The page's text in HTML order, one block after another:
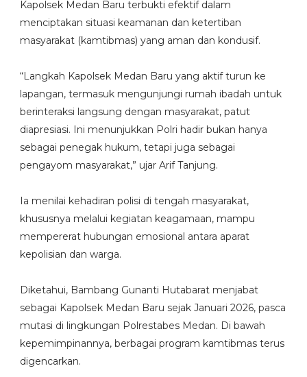
Kapolsek Medan Baru terbukti efektif dalam
menciptakan situasi keamanan dan ketertiban
masyarakat (kamtibmas) yang aman dan kondusif.
‎“Langkah Kapolsek Medan Baru yang aktif turun ke
lapangan, termasuk mengunjungi rumah ibadah untuk
berinteraksi langsung dengan masyarakat, patut
diapresiasi. Ini menunjukkan Polri hadir bukan hanya
sebagai penegak hukum, tetapi juga sebagai
pengayom masyarakat,” ujar Arif Tanjung.
‎Ia menilai kehadiran polisi di tengah masyarakat,
khususnya melalui kegiatan keagamaan, mampu
mempererat hubungan emosional antara aparat
kepolisian dan warga.
‎Diketahui, Bambang Gunanti Hutabarat menjabat
sebagai Kapolsek Medan Baru sejak Januari 2026, pasca
mutasi di lingkungan Polrestabes Medan. Di bawah
kepemimpinannya, berbagai program kamtibmas terus
digencarkan.